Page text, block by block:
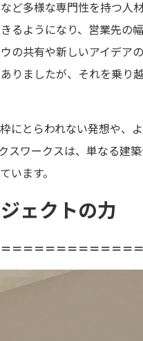
ど多様な専門性を持つ人
るようになり、営業先の
の共有や新しいアイデア
りましたが、それを乗り
にとらわれない発想や、
スワークスは、単なる建
います。
ェクトの力
＝＝＝＝＝＝＝＝＝＝＝